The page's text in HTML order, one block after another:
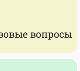
вопросы